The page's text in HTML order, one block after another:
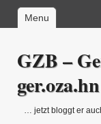
Menu
GZB –
ger.oza.hn
… jetzt bloggt er